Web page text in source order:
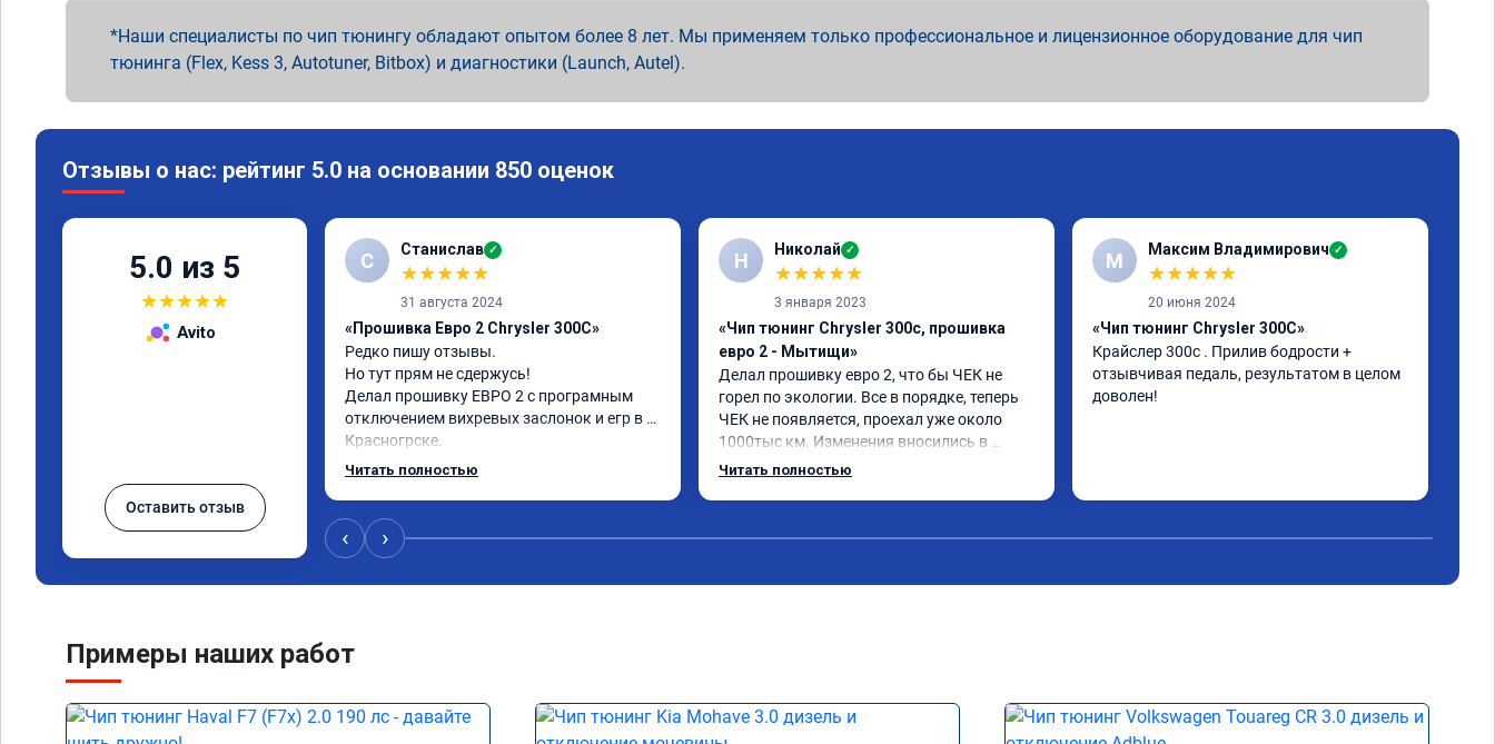
Наши специалисты по чип тюнингу обладают опытом более 8 лет. Мы применяем только профессиональное и лицензионное оборудование для чип
тюнинга (Flex, Kess 3, Autotuner, Bitbox) и диагностики (Launch, Autel).
Отзывы о нас: рейтинг 5.0 на основании 850 оценок
5.0 из 5
★★★★★
Avito
Оставить отзыв
С Станислав ✓
★★★★★
31 августа 2024
«Прошивка Евро 2 Chrysler 300C»
Редко пишу отзывы.
Но тут прям не сдержусь!
Делал прошивку ЕВРО 2 с програмным
отключением вихревых заслонок и егр в
Красногрске.
Все прошло отлично,расход топлива
удаления вихревых заслонок в аварийном
режиме,но и до удаления их расход
Читать полностью
Н Николай ✓
★★★★★
3 января 2023
«Чип тюнинг Chrysler 300c, прошивка
евро 2 - Мытищи»
Делал прошивку евро 2, что бы ЧЕК не
горел по экологии. Все в порядке, теперь
ЧЕК не появляется, проехал уже около
1000тыс км. Изменения вносились в
родную прошивку, потом программу
Читать полностью
М Максим Владимирович ✓
★★★★★
20 июня 2024
«Чип тюнинг Chrysler 300C»
Крайслер 300с . Прилив бодрости +
отзывчивая педаль, результатом в целом
доволен!
‹ ›
Примеры наших работ